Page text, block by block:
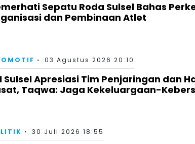
Sepatu Roda Sulsel Bahas
dan Pembinaan Atlet
03 Agustus 2026 20:10
Sulsel Apresiasi Tim Penjaringan dan
Taqwa: Jaga Kekeluargaan-
30 Juli 2026 18:55